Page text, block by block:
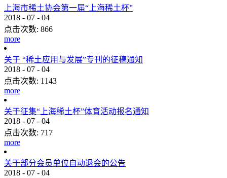
上海市稀土协会第一届“上海稀土杯”
2018 - 07 - 04
点击次数: 866
more
关于 “稀土应用与发展”专刊的征稿通知
2018 - 07 - 04
点击次数: 1143
more
关于征集“上海稀土杯”体育活动报名通知
2018 - 07 - 04
点击次数: 717
more
关于部分会员单位自动退会的公告
2018 - 07 - 04